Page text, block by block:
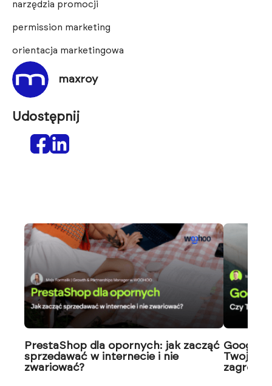
narzędzia promocji
permission marketing
orientacja marketingowa
maxroy
Udostępnij
PrestaShop dla opornych: jak zacząć
sprzedawać w internecie i nie
zwariować?
Google
Twoja